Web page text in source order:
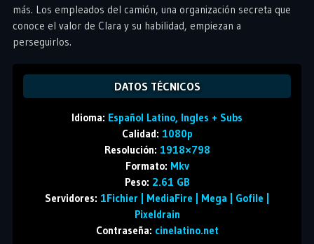
más. Los empleados del camión, una organización secreta que
conoce el valor de Clara y su habilidad, empiezan a
perseguirlos.
DATOS TÉCNICOS
Idioma: Español Latino, Ingles + Subs
Calidad: 1080p
Resolución: 1918×798
Formato: Mkv
Peso: 2.61 GB
Servidores: 1Fichier | MediaFire | Mega | Gofile |
Pixeldrain
Contraseña: cinelatino.net